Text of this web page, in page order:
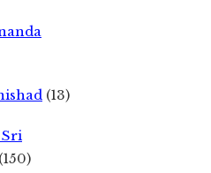
(13)
(150)